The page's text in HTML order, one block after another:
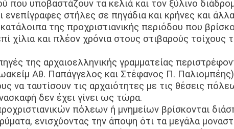
που υποβαστάζουν τα κελιά και τον ξύλινο
ενεπίγραφες στήλες σε πηγάδια και κρήνες και άλλα
της προχριστιανικής περιόδου που
χίλια και πλέον χρόνια στους στιβαρούς τοίχους
της αρχαιοελληνικής γραμματείας
Αθ. Παπάγγελος και Στέφανος Π.
να ταυτίσουν τις αρχαιότητες με τις θέσεις
δεν έχει γίνει ως τώρα.
πόλεων ή μνημείων βρίσκονται
ενισχύοντας την άποψη ότι τα μεγάλα